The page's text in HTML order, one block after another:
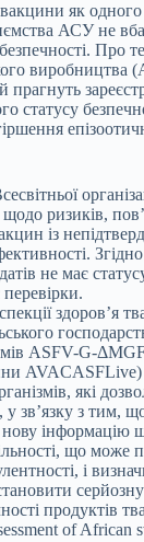
як одного
АСУ не
Про
виробництва
статусу
ризиків,
із
не має
здоров’я
ASFV-G-
які
зв’язку з тим,
нову інформацію
що може
і
серйозну
продуктів
of African